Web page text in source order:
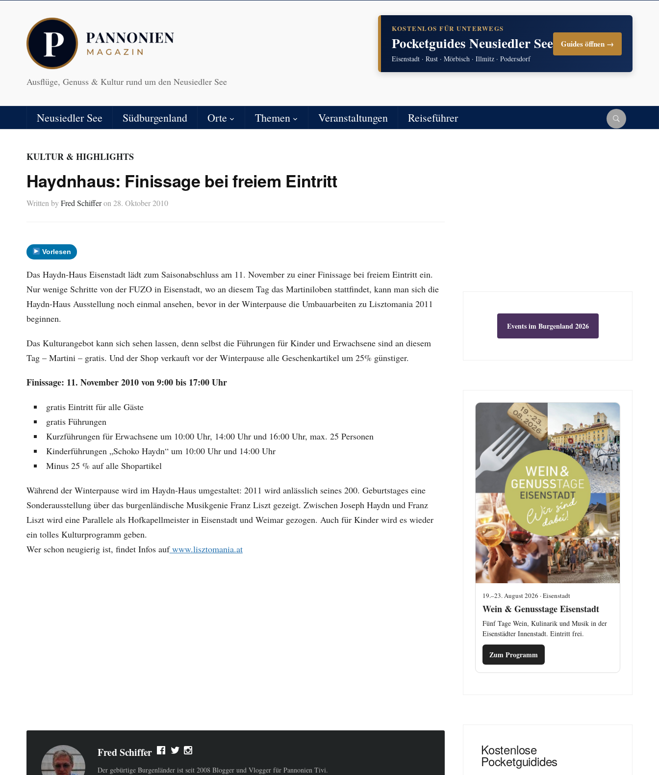
Ausflüge, Genuss & Kultur rund um den Neusiedler See
KOSTENLOS FÜR UNTERWEGS
Pocketguides Neusiedler See
Eisenstadt · Rust · Mörbisch · Illmitz · Podersdorf
Guides öffnen →
Neusiedler See Südburgenland Orte Themen Veranstaltungen Reiseführer
KULTUR & HIGHLIGHTS
Haydnhaus: Finissage bei freiem Eintritt
Written byFred Schiffer on 28. Oktober 2010
Vorlesen
Das Haydn-Haus Eisenstadt lädt zum Saisonabschluss am 11. November zu einer Finissage bei freiem Eintritt ein.
Nur wenige Schritte von der FUZO in Eisenstadt, wo an diesem Tag das Martiniloben stattfindet, kann man sich die
Haydn-Haus Ausstellung noch einmal ansehen, bevor in der Winterpause die Umbauarbeiten zu Lisztomania 2011
beginnen.
Das Kulturangebot kann sich sehen lassen, denn selbst die Führungen für Kinder und Erwachsene sind an diesem
Tag – Martini – gratis. Und der Shop verkauft vor der Winterpause alle Geschenkartikel um 25% günstiger.
Finissage: 11. November 2010 von 9:00 bis 17:00 Uhr
gratis Eintritt für alle Gäste
gratis Führungen
Kurzführungen für Erwachsene um 10:00 Uhr, 14:00 Uhr und 16:00 Uhr, max. 25 Personen
Kinderführungen „Schoko Haydn“ um 10:00 Uhr und 14:00 Uhr
Minus 25 % auf alle Shopartikel
Während der Winterpause wird im Haydn-Haus umgestaltet: 2011 wird anlässlich seines 200. Geburtstages eine
Sonderausstellung über das burgenländische Musikgenie Franz Liszt gezeigt. Zwischen Joseph Haydn und Franz
Liszt wird eine Parallele als Hofkapellmeister in Eisenstadt und Weimar gezogen. Auch für Kinder wird es wieder
ein tolles Kulturprogramm geben.
Wer schon neugierig ist, findet Infos aufwww.lisztomania.at
Fred Schiffer
Der gebürtige Burgenländer ist seit 2008 Blogger und Vlogger für Pannonien Tivi.
Events im Burgenland 2026
19.–23. August 2026 · Eisenstadt
Wein & Genusstage Eisenstadt
Fünf Tage Wein, Kulinarik und Musik in der
Eisenstädter Innenstadt. Eintritt frei.
Zum Programm
Kostenlose
Pocketguidides